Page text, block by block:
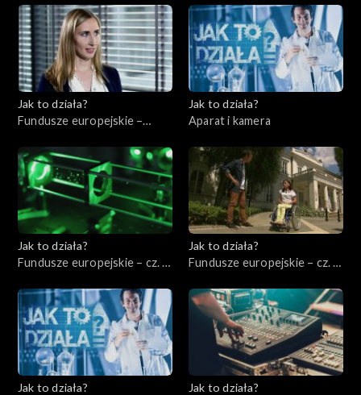
Jak to działa?
Fundusze europejskie –
elektryczną
Jak to działa?
Aparat i kamera
Jak to działa?
Fundusze europejskie – cz. 3,
Jak to działa?
Fundusze europejskie – cz. 4,
Jak to działa?
Jak to działa?